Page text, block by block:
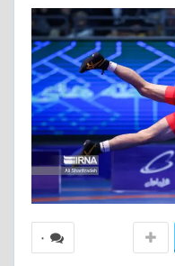
۰